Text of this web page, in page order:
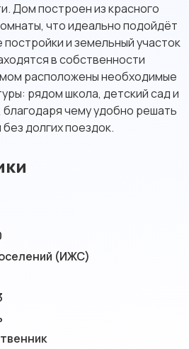
Дом построен из красного
что идеально подойдёт
и земельный участок
в собственности
расположены необходимые
рядом школа, детский сад и
благодаря чему удобно решать
долгих поездок.
(ИЖС)